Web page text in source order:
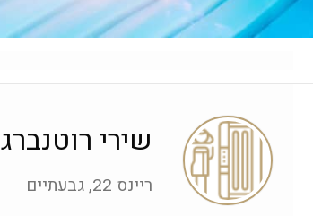
שירי רוטנברג
ריינס 22, גבעתיים